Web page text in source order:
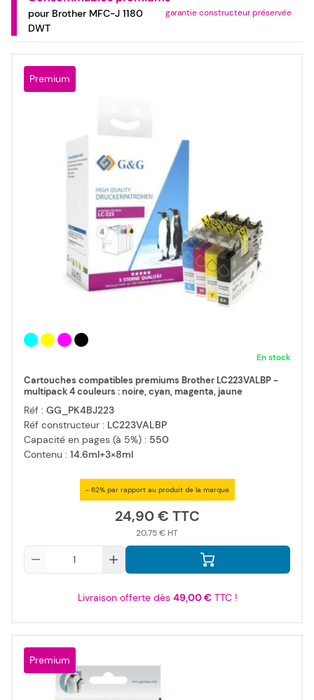
garantie constructeur préservée
pour Brother MFC-J 1180
DWT
Premium
En stock
Cartouches compatibles premiums Brother LC223VALBP -
multipack 4 couleurs : noire, cyan, magenta, jaune
Réf : GG_PK4BJ223
Réf constructeur : LC223VALBP
Capacité en pages (à 5%) : 550
Contenu : 14.6ml+3×8ml
- 62% par rapport au produit de la marque
24,90 €
20,75 €
Livraison offerte dès 49,00 €TTC !
Premium